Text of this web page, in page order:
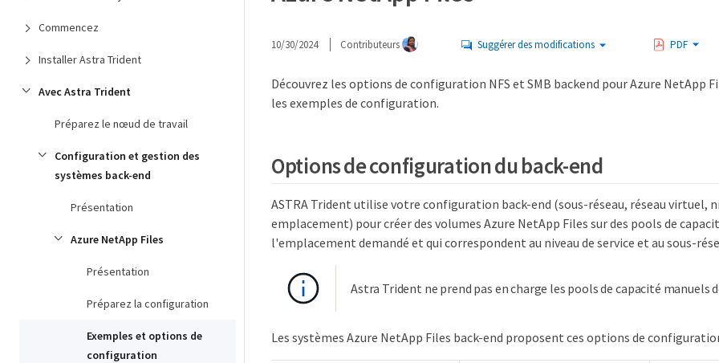
Commencez
Installer Astra Trident
Avec Astra Trident
Préparez le nœud de travail
Configuration et gestion des
systèmes back-end
Présentation
Azure NetApp Files
Présentation
Préparez la configuration
Exemples et options de
configuration
10/30/2024 Contributeurs Suggérer des modifications PDF
Découvrez les options de configuration NFS et SMB backend pour Azure NetApp
les exemples de configuration.
Options de configuration du back-end
ASTRA Trident utilise votre configuration back-end (sous-réseau, réseau virtuel,
emplacement) pour créer des volumes Azure NetApp Files sur des pools de
l'emplacement demandé et qui correspondent au niveau de service et au sous-
Astra Trident ne prend pas en charge les pools de capacité manuels
Les systèmes Azure NetApp Files back-end proposent ces options de